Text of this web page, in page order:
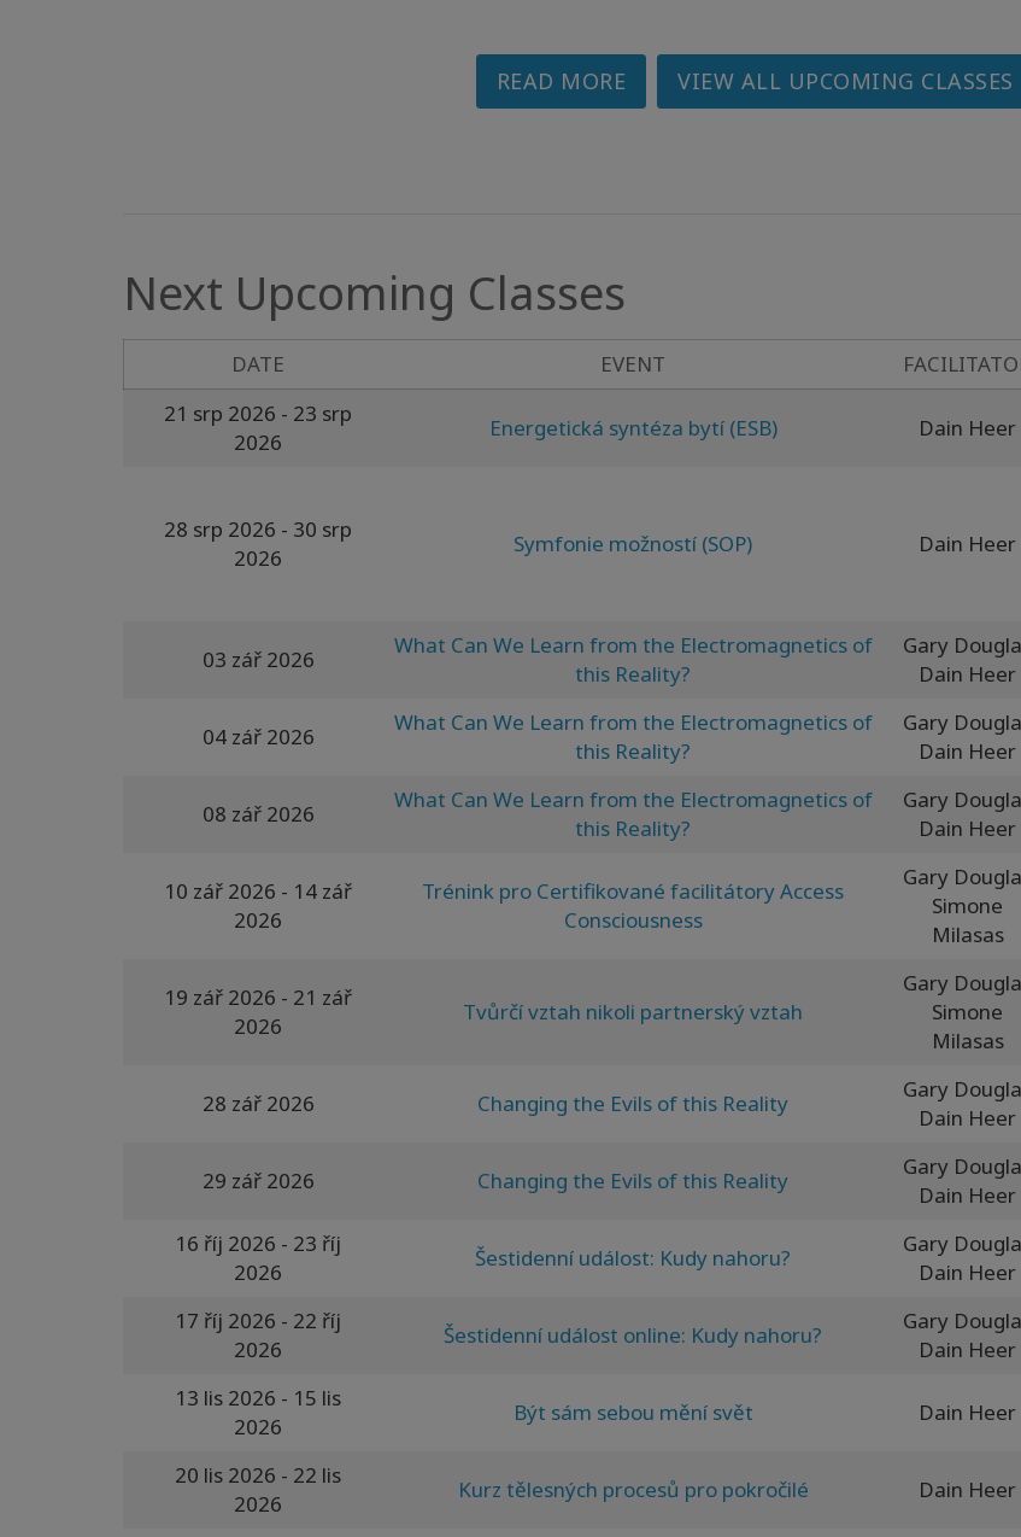
READ MORE VIEW ALL UPCOMING CLASSES
Next Upcoming Classes
DATE EVENT
21 srp 2026 - 23 srp
2026
Energetická syntéza bytí (ESB) Dain Heer
28 srp 2026 - 30 srp
2026
Symfonie možností (SOP) Dain Heer
03 zář 2026
What Can We Learn from the Electromagnetics of
this Reality?
Gary
Dain Heer
04 zář 2026
What Can We Learn from the Electromagnetics of
this Reality?
Gary
Dain Heer
08 zář 2026
What Can We Learn from the Electromagnetics of
this Reality?
Gary
Dain Heer
10 zář 2026 - 14 zář
2026
Trénink pro Certifikované facilitátory Access
Consciousness
Gary
Simone
Milasas
19 zář 2026 - 21 zář
2026
Tvůrčí vztah nikoli partnerský vztah
Gary
Simone
Milasas
28 zář 2026 Changing the Evils of this Reality
Gary
Dain Heer
29 zář 2026 Changing the Evils of this Reality
Gary
Dain Heer
16 říj 2026 - 23 říj
2026
Šestidenní událost: Kudy nahoru?
Gary
Dain Heer
17 říj 2026 - 22 říj
2026
Šestidenní událost online: Kudy nahoru?
Gary
Dain Heer
13 lis 2026 - 15 lis
2026
Být sám sebou mění svět Dain Heer
20 lis 2026 - 22 lis
2026
Kurz tělesných procesů pro pokročilé Dain Heer